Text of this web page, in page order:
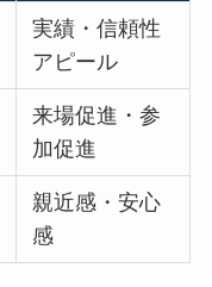
実績・信頼性
アピール
来場促進・参
加促進
親近感・安心
感